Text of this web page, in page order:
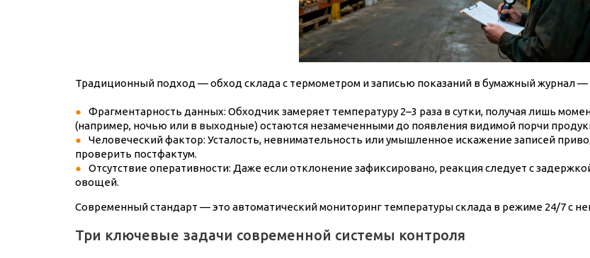
Традиционный подход — обход склада с термометром и записью показаний в бумажный журнал
Фрагментарность данных: Обходчик замеряет температуру 2–3 раза в сутки, получая лишь
(например, ночью или в выходные) остаются незамеченными до появления видимой порчи
Человеческий фактор: Усталость, невнимательность или умышленное искажение записей
проверить постфактум.
Отсутствие оперативности: Даже если отклонение зафиксировано, реакция следует с
овощей.
Современный стандарт — это автоматический мониторинг температуры склада в режиме 24/7 с
Три ключевые задачи современной системы контроля